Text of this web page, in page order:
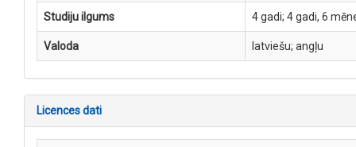
Studiju ilgums 4 gadi; 4 gadi, 6
Valoda latviešu; angļu
Licences dati